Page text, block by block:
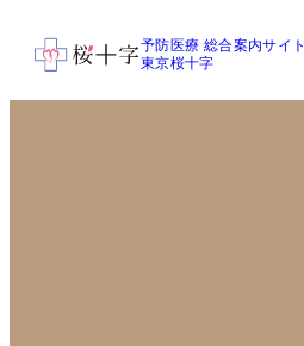
予防医療 総合案内サイト
東京桜十字